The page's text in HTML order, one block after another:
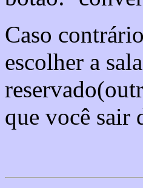
Caso
escolher a
que você sair